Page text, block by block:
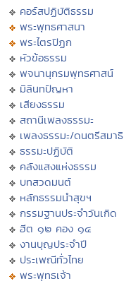
คอร์สปฏิบัติธรรม
พระพุทธศาสนา
พระไตรปิฏก
หัวข้อธรรม
พจนานุกรมพุทธศาสน์
มิลินทปัญหา
เสียงธรรม
สถานีเพลงธรรมะ
เพลงธรรมะ/ดนตรีสมาธิ
ธรรมะปฏิบัติ
คลังแสงแห่งธรรม
บทสวดมนต์
หลักธรรมนำสุขฯ
กรรมฐานประจำวันเกิด
ฮีต ๑๒ คอง ๑๔
งานบุญประจำปี
ประเพณีทั่วไทย
พระพุทธเจ้า